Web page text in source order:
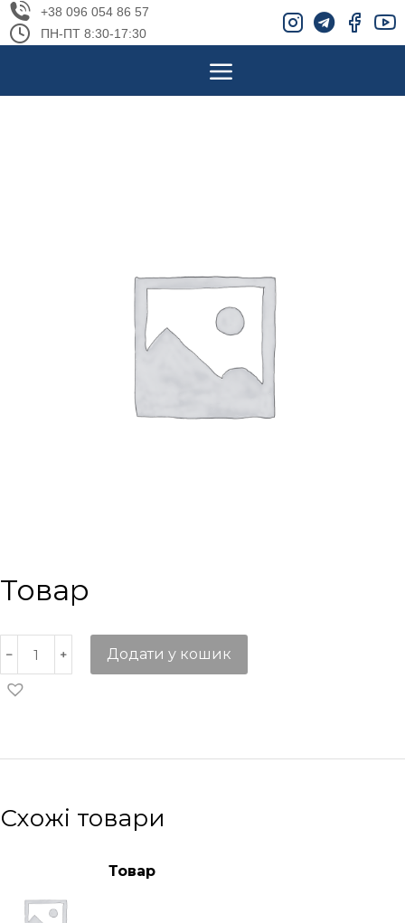
+38 096 054 86 57
ПН-ПТ 8:30-17:30
Товар
Додати у кошик
Схожі товари
Товар